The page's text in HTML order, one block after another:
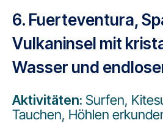
6. Fuerteventura,
Vulkaninsel mit
Wasser und
Aktivitäten: Surfen,
Tauchen, Höhlen